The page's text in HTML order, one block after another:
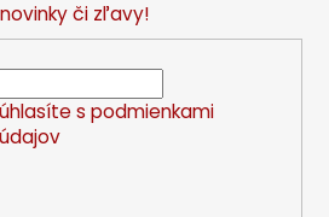
či zľavy!
s podmienkami